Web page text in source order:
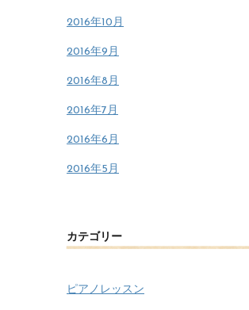
2016年10月
2016年9月
2016年8月
2016年7月
2016年6月
2016年5月
カテゴリー
ピアノレッスン